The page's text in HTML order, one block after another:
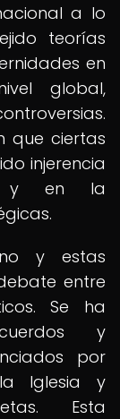
a lo
teorías
en
global,
que ciertas
injerencia
y en la
y estas
entre
Se ha
y
por
Iglesia y
Esta